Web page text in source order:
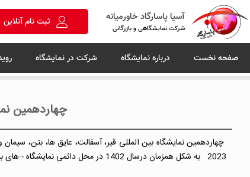
آسیا پاسارگاد خاورمیانه
شرکت نمایشگاهی و بازرگانی ثبت نام آنلاین
صفحه نخست درباره نمایشگاه شرکت در نمایشگاه
چهاردهمین
2023 به شکل همزمان درسال 1402 در محل دائمی نمایشگاه ¬های بین -المللی تهران در فضایی بالغ بر ۱۰,۰۰۰ مترمربع و با همدلی دولت و بخش خصوصی کشور برگزار خواهد شد.